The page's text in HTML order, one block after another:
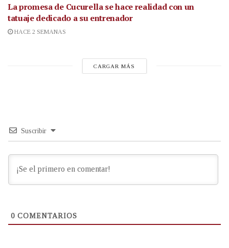
La promesa de Cucurella se hace realidad con un
tatuaje dedicado a su entrenador
HACE 2 SEMANAS
CARGAR MÁS
Suscribir
0 COMENTARIOS